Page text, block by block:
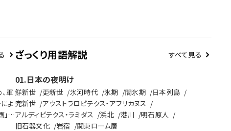
軍
よ
に
ピ
ざっくり用語解説 すべて見る
01.日本の夜明け
鮮新世 更新世 氷河時代 氷期 間氷期
日本列島
完新世
アウストラロピテクス・アフリカヌス
アルディピテクス・ラミダス
浜北 港川
明石原人
旧石器文化
岩宿
関東ローム層